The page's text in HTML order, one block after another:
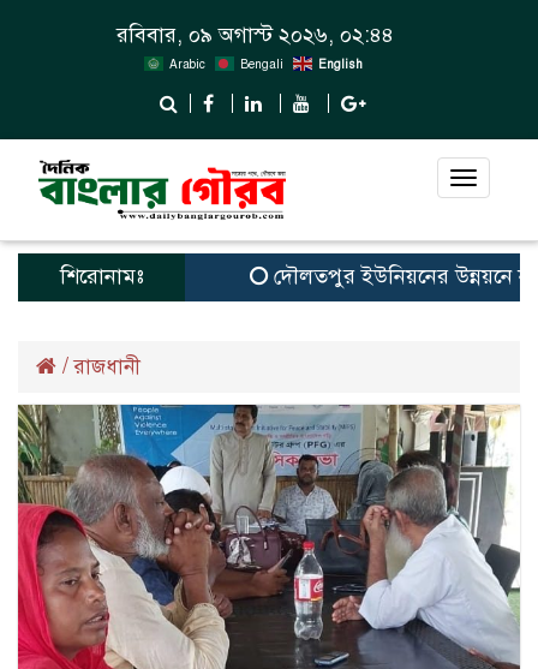
রবিবার, ০৯ অগাস্ট ২০২৬, ০২:৪৪
Arabic Bengali English
Toggle
শিরোনামঃ দৌলতপুর ইউনিয়নের উন্নয়নে নতুন
/রাজধানী